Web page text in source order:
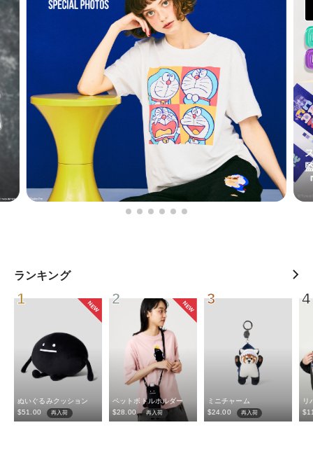
ランキング
1 NEW
ぬいぐるみクッション
$‌51.00
再入荷
2 NEW
ペットボトルホルダー
$‌28.00
再入荷
3
ミニチャーム
$‌24.00
再入荷
4
リ